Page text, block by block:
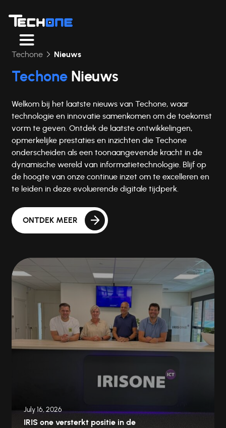
Techone Nieuws
Techone Nieuws
Welkom bij het laatste nieuws van Techone, waar
technologie en innovatie samenkomen om de toekomst
vorm te geven. Ontdek de laatste ontwikkelingen,
opmerkelijke prestaties en inzichten die Techone
onderscheiden als een toonaangevende kracht in de
dynamische wereld van informatietechnologie. Blijf op
de hoogte van onze continue inzet om te excelleren en
te leiden in deze evoluerende digitale tijdperk.
ONTDEK MEER
July 9, 2026
QNP versterkt positie met